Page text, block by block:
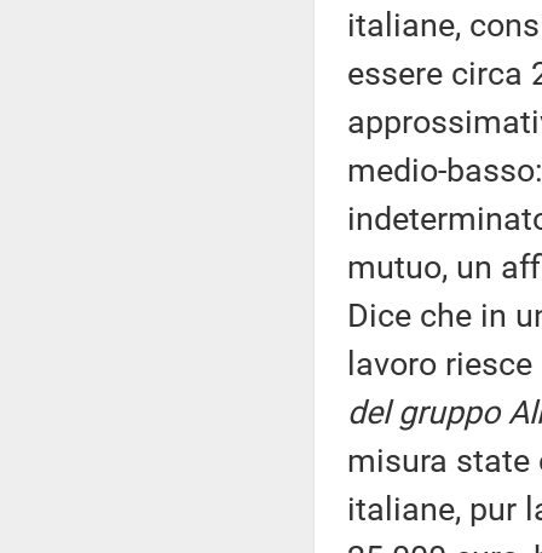
italiane,
essere circa
medio-
mutuo, un
Dice che in
lavoro
del gruppo
misura state
italiane, pur